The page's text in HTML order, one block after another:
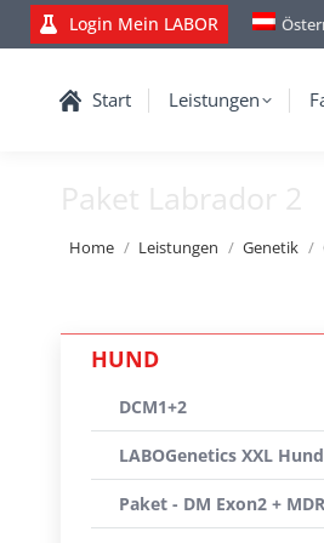
Login Mein LABOR
Start Leistungen
Paket Labrador 2
You are here:
Home Leistungen Genetik
HUND
DCM1+2
LABOGenetics XXL Hund
Paket - DM Exon2 +